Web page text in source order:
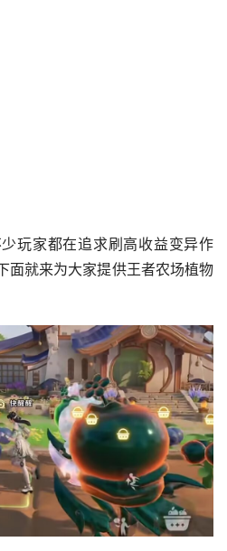
玩家都在追求刷高收益变异作
面就来为大家提供王者农场植物